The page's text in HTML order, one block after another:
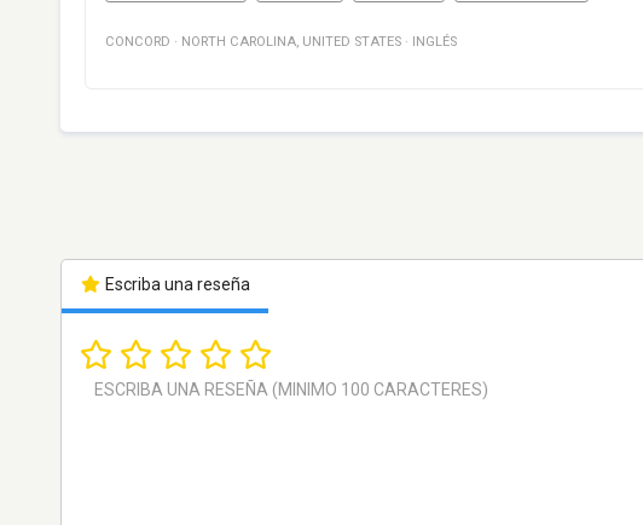
CONCORD · NORTH CAROLINA, UNITED STATES · INGLÉS
Escriba una reseña